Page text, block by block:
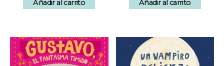
Añadir al carrito Añadir al carrito